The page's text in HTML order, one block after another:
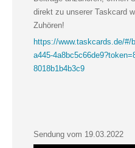
direkt zu unserer Taskcard
Zuhören!
https://www.taskcards.de/#/
a445-
8018b1b4b3c9
Sendung vom 19.03.2022